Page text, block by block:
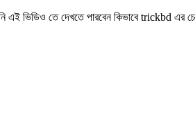
ভিডিও তে দেখতে পারবেন কিভাবে trickbd এর